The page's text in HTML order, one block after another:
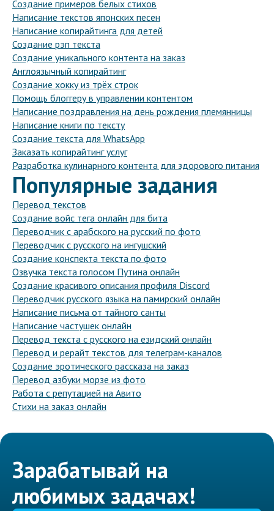
Создание примеров белых стихов
Написание текстов японских песен
Написание копирайтинга для детей
Создание рэп текста
Создание уникального контента на заказ
Англоязычный копирайтинг
Создание хокку из трёх строк
Помощь блоггеру в управлении контентом
Написание поздравления на день рождения племянницы
Написание книги по тексту
Создание текста для WhatsApp
Заказать копирайтинг услуг
Разработка кулинарного контента для здорового питания
Популярные задания
Перевод текстов
Создание войс тега онлайн для бита
Переводчик с арабского на русский по фото
Переводчик с русского на ингушский
Создание конспекта текста по фото
Озвучка текста голосом Путина онлайн
Создание красивого описания профиля Discord
Переводчик русского языка на памирский онлайн
Написание письма от тайного санты
Написание частушек онлайн
Перевод текста с русского на езидский онлайн
Перевод и рерайт текстов для телеграм-каналов
Создание эротического рассказа на заказ
Перевод азбуки морзе из фото
Работа с репутацией на Авито
Стихи на заказ онлайн
Зарабатывай на
любимых задачах!